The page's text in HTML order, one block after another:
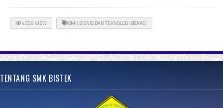
4006 VIEW SMK BISNIS DAN TEKNOLOGI BEKASI
TENTANG SMK BISTEK